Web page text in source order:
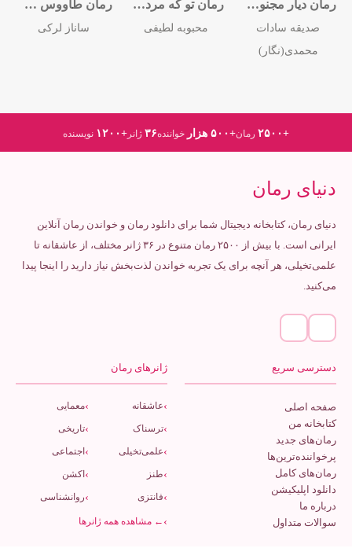
رمان دیار مجنون تبار لیلی
صدیقه سادات
محمدی(نگار)
رمان تو که مرده بودی
محبوبه لطیفی
رمان طاووس سیاه
ساناز لرکی
+۲۵۰۰ رمان+۵۰۰ هزار خواننده۳۶ ژانر +۱۲۰۰ نویسنده
دنیای رمان
دنیای رمان، کتابخانه دیجیتال شما برای دانلود رمان و خواندن رمان آنلاین
ایرانی است. با بیش از ۲۵۰۰ رمان متنوع در ۳۶ ژانر مختلف، از عاشقانه تا
علمی‌تخیلی، هر آنچه برای یک تجربه خواندن لذت‌بخش نیاز دارید را اینجا پیدا
می‌کنید.
دسترسی سریع
صفحه اصلی
کتابخانه من
رمان‌های جدید
پرخواننده‌ترین‌ها
رمان‌های کامل
دانلود اپلیکیشن
درباره ما
سوالات متداول
ژانرهای رمان
عاشقانه معمایی
ترسناک تاریخی
علمی‌تخیلی اجتماعی
طنز اکشن
فانتزی روانشناسی
← مشاهده همه ژانرها